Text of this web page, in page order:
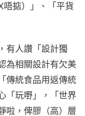
掂）」、「平貨
有人讚「設計獨
為相關設計有欠美
傳統食品用返傳統
「玩嘢」，「世界
啦，俾膠（高）層